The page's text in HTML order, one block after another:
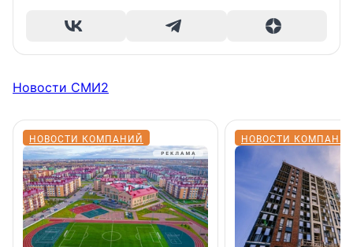
Новости СМИ2
НОВОСТИ КОМПАНИЙ НОВОСТИ